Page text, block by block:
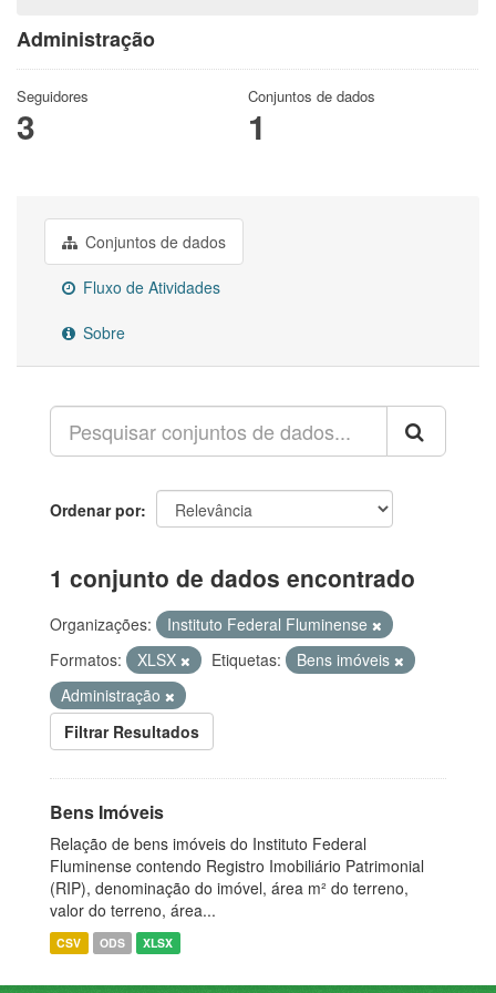
Administração
Seguidores
3
Conjuntos de dados
1
Conjuntos de dados
Fluxo de Atividades
Sobre
Ordenar por
1 conjunto de dados encontrado
Organizações:
Instituto Federal Fluminense
Formatos:
XLSX Etiquetas:
Bens imóveis
Administração
Filtrar Resultados
Bens Imóveis
Relação de bens imóveis do Instituto Federal
Fluminense contendo Registro Imobiliário Patrimonial
(RIP), denominação do imóvel, área m² do terreno,
valor do terreno, área...
CSV ODS XLSX